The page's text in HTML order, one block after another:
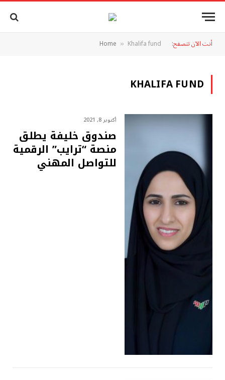
أنت الآن تتصفح: Home » Khalifa fund
KHALIFA FUND
أكتوبر 8, 2021
صندوق خلیفة یطلق
منصة “ترايب” الرقمية
للتواصل المهني